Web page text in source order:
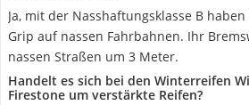
Ja, mit der Nasshaftungsklasse B
Grip auf nassen Fahrbahnen. Ihr
nassen Straßen um 3 Meter.
Handelt es sich bei den Winterreifen
Firestone um verstärkte Reifen?